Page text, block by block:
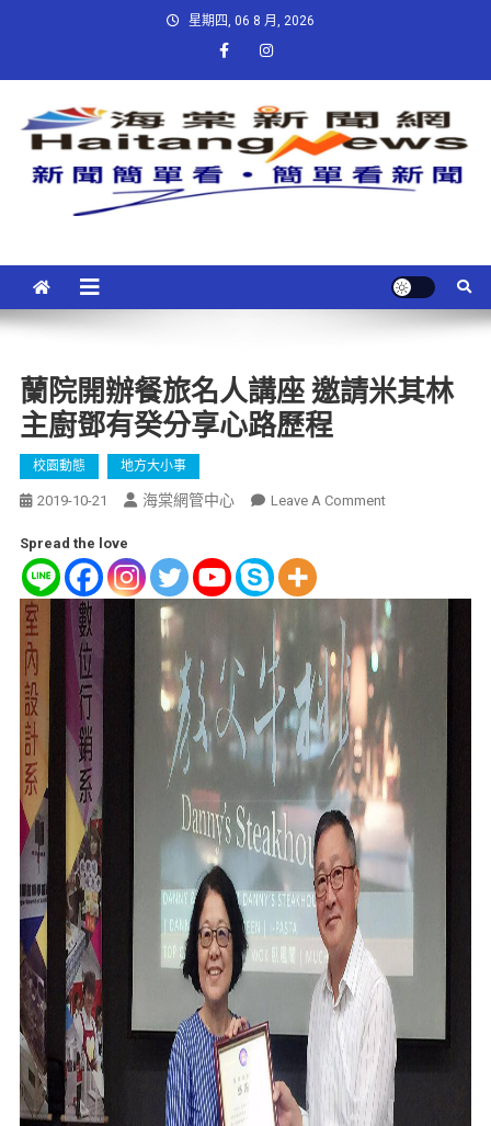
星期四, 06 8 月, 2026
蘭院開辦餐旅名人講座 邀請米其林
主廚鄧有癸分享心路歷程
校園動態 地方大小事
2019-10-21 海棠網管中心 Leave A Comment
Spread the love